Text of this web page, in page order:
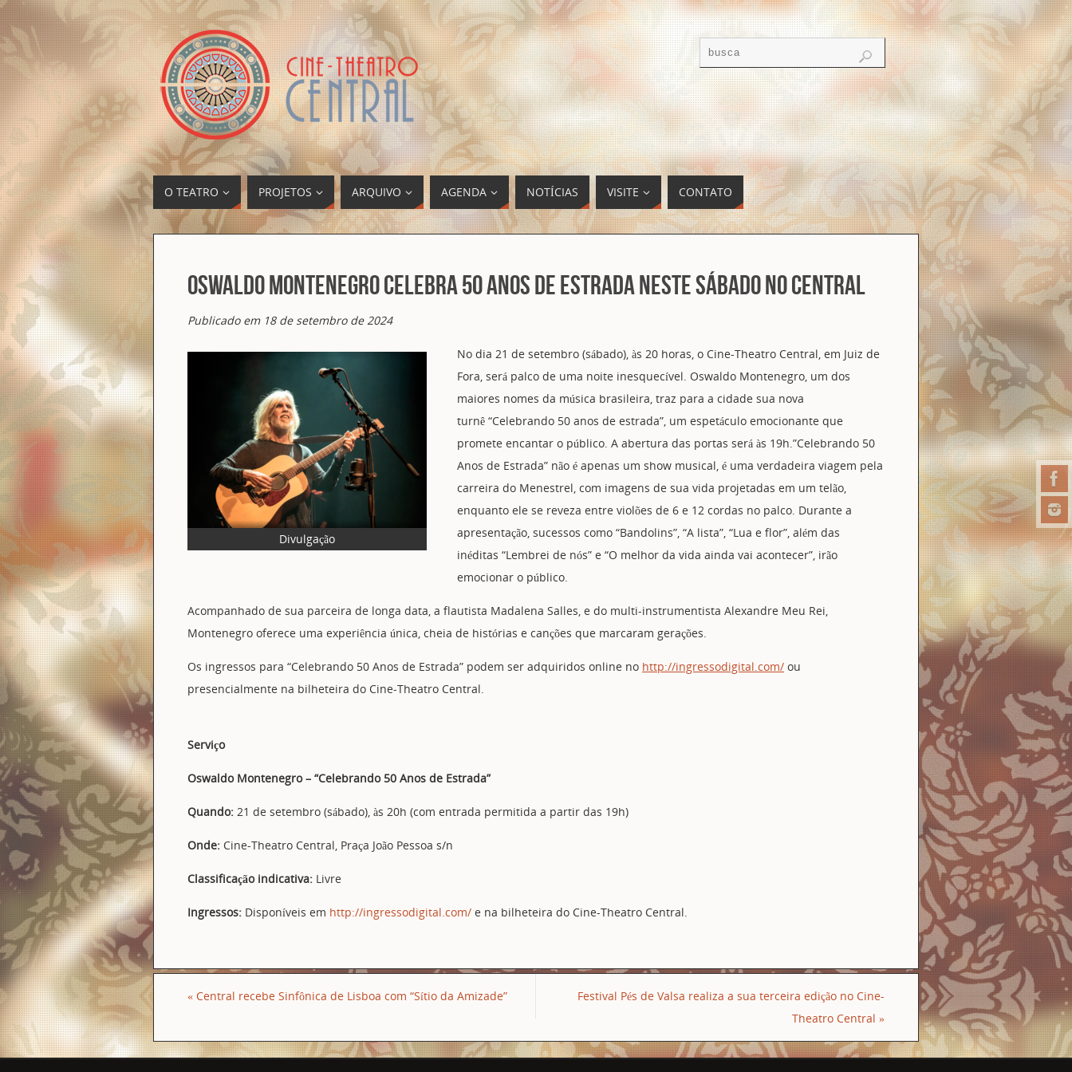
O TEATRO PROJETOS ARQUIVO AGENDA NOTÍCIAS VISITE CONTATO
Oswaldo Montenegro celebra 50 anos de estrada neste sábado no Central
Publicado em 18 de setembro de 2024
Divulgação
No dia 21 de setembro (sábado), às 20 horas, o Cine-Theatro Central, em Juiz de
Fora, será palco de uma noite inesquecível. Oswaldo Montenegro, um dos
maiores nomes da música brasileira, traz para a cidade sua nova
turnê “Celebrando 50 anos de estrada”, um espetáculo emocionante que
promete encantar o público. A abertura das portas será às 19h.”Celebrando 50
Anos de Estrada” não é apenas um show musical, é uma verdadeira viagem pela
carreira do Menestrel, com imagens de sua vida projetadas em um telão,
enquanto ele se reveza entre violões de 6 e 12 cordas no palco. Durante a
apresentação, sucessos como “Bandolins”, “A lista”, “Lua e flor”, além das
inéditas “Lembrei de nós” e “O melhor da vida ainda vai acontecer”, irão
emocionar o público.
Acompanhado de sua parceira de longa data, a flautista Madalena Salles, e do multi-instrumentista Alexandre Meu Rei,
Montenegro oferece uma experiência única, cheia de histórias e canções que marcaram gerações.
Os ingressos para “Celebrando 50 Anos de Estrada” podem ser adquiridos online no http://ingressodigital.com/ ou
presencialmente na bilheteira do Cine-Theatro Central.
Serviço
Oswaldo Montenegro – “Celebrando 50 Anos de Estrada”
Quando: 21 de setembro (sábado), às 20h (com entrada permitida a partir das 19h)
Onde: Cine-Theatro Central, Praça João Pessoa s/n
Classificação indicativa: Livre
Ingressos: Disponíveis em http://ingressodigital.com/ e na bilheteira do Cine-Theatro Central.
« Central recebe Sinfônica de Lisboa com “Sítio da Amizade”
Festival Pés de Valsa realiza a sua terceira edição no Cine-
Theatro Central »